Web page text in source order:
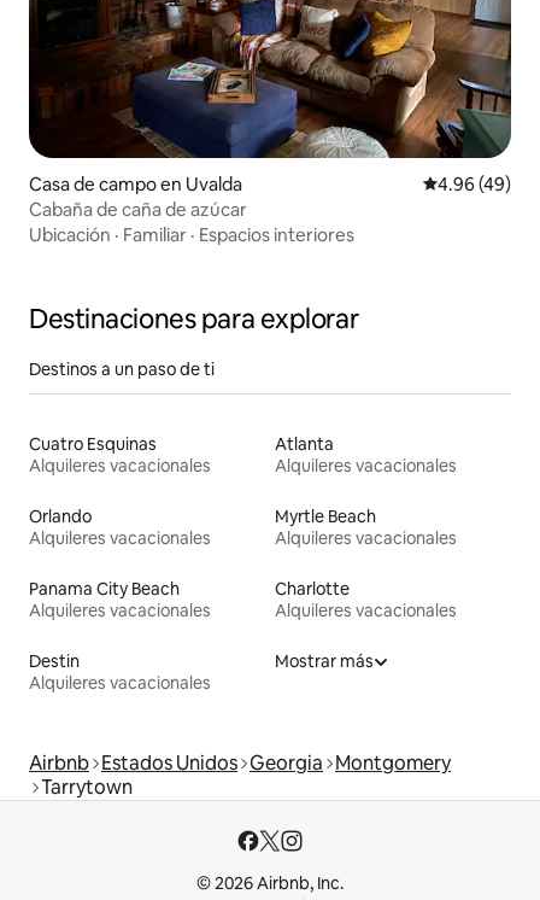
Casa de campo en Uvalda Calificación
4.96 (49)
Cabaña de caña de azúcar
Ubicación · Familiar · Espacios interiores
Destinaciones para explorar
Destinos a un paso de ti
Cuatro Esquinas
Alquileres vacacionales
Atlanta
Alquileres vacacionales
Orlando
Alquileres vacacionales
Myrtle Beach
Alquileres vacacionales
Panama City Beach
Alquileres vacacionales
Charlotte
Alquileres vacacionales
Destin
Alquileres vacacionales
Mostrar más
Airbnb Estados Unidos Georgia Montgomery
Tarrytown
© 2026 Airbnb, Inc.